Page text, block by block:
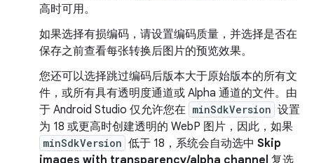
高时可用。
如果选择有损编码，请设置编码质量，并选择是否在
保存之前查看每张转换后图片的预览效果。
您还可以选择跳过编码后版本大于原始版本的所有文
件，或所有具有透明度通道或 Alpha 通道的文件。由
于 Android Studio 仅允许您在 minSdkVersion 设置
为 18 或更高时创建透明的 WebP 图片，因此，如果
minSdkVersion 低于 18，系统会自动选中 Skip
images with transparency/alpha channel 复选